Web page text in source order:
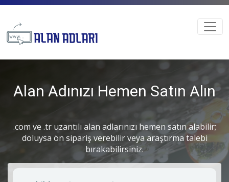
Alan Adınızı Hemen Satın Alın
.com ve .tr uzantılı alan adlarınızı hemen satın alabilir;
doluysa ön sipariş verebilir veya araştırma talebi
bırakabilirsiniz.
Anahtar kelime